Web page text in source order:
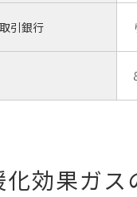
引銀行
化効果ガス